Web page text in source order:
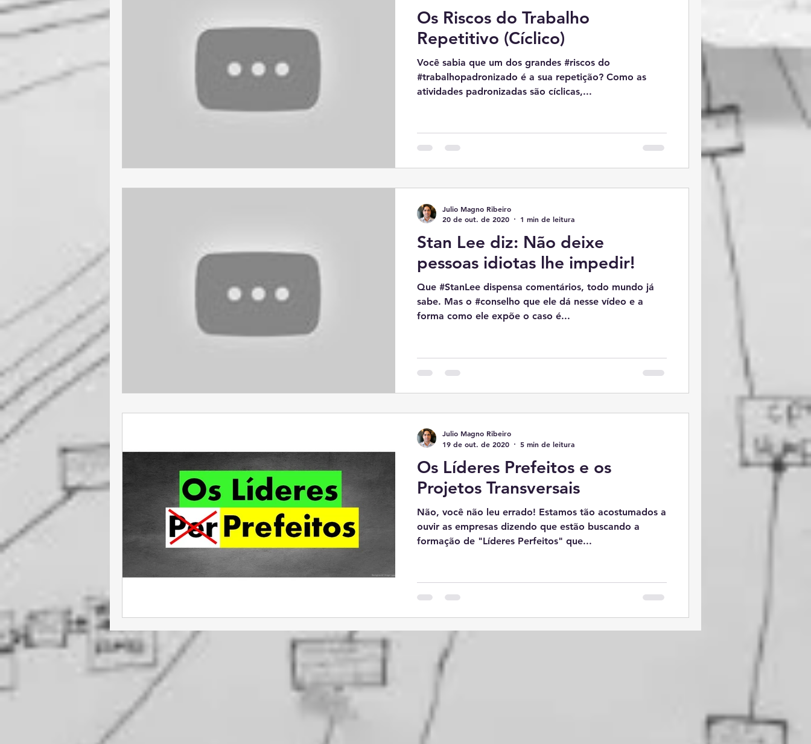
Os Riscos do Trabalho
Repetitivo (Cíclico)
Você sabia que um dos grandes #riscos do
#trabalhopadronizado é a sua repetição? Como as
atividades padronizadas são cíclicas,...
Stan Lee diz: Não deixe
pessoas idiotas lhe impedir!
Que #StanLee dispensa comentários, todo mundo já
sabe. Mas o #conselho que ele dá nesse vídeo e a
forma como ele expõe o caso é...
Julio Magno Ribeiro
20 de out. de 2020
1 min de leitura
Os Líderes Prefeitos e os
Projetos Transversais
Não, você não leu errado! Estamos tão acostumados a
ouvir as empresas dizendo que estão buscando a
formação de "Líderes Perfeitos" que...
Julio Magno Ribeiro
19 de out. de 2020
5 min de leitura